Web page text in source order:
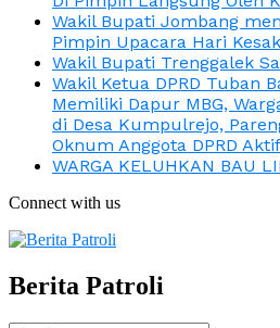
Wakil Bupati Jombang
Pimpin Upacara Hari
Wakil Bupati Trenggalek
Wakil Ketua DPRD Tuban
Memiliki Dapur MBG,
di Desa Kumpulrejo,
Oknum Anggota DPRD Aktif
WARGA KELUHKAN BAU
Connect with us
Berita Patroli